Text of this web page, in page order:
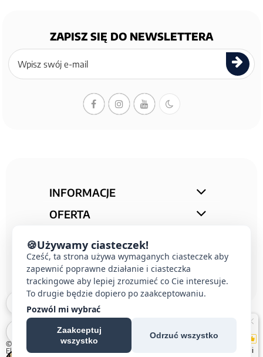
ZAPISZ SIĘ DO NEWSLETTERA
Zapisz
się
newslettera
INFORMACJE
OFERTA
KONTAKT
© 2026 E-DOMUS |Kontakt Simon
Electric|
| All rights reserved
🍪Używamy ciasteczek!
Cześć, ta strona używa wymaganych ciasteczek aby
zapewnić poprawne działanie i ciasteczka
trackingowe aby lepiej zrozumieć co Cie interesuje.
To drugie będzie dopiero po zaakceptowaniu.
Pozwól mi wybrać
Zaakceptuj
wszystko
Odrzuć wszystko